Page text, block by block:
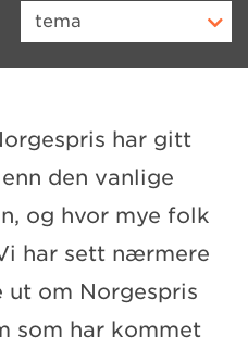
tema
har gitt
den vanlige
og hvor mye folk
har sett nærmere
ut om Norgespris
som har kommet